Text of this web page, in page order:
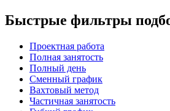
Быстрые фильтры
Проектная работа
Полная занятость
Полный день
Сменный график
Вахтовый метод
Частичная занятость